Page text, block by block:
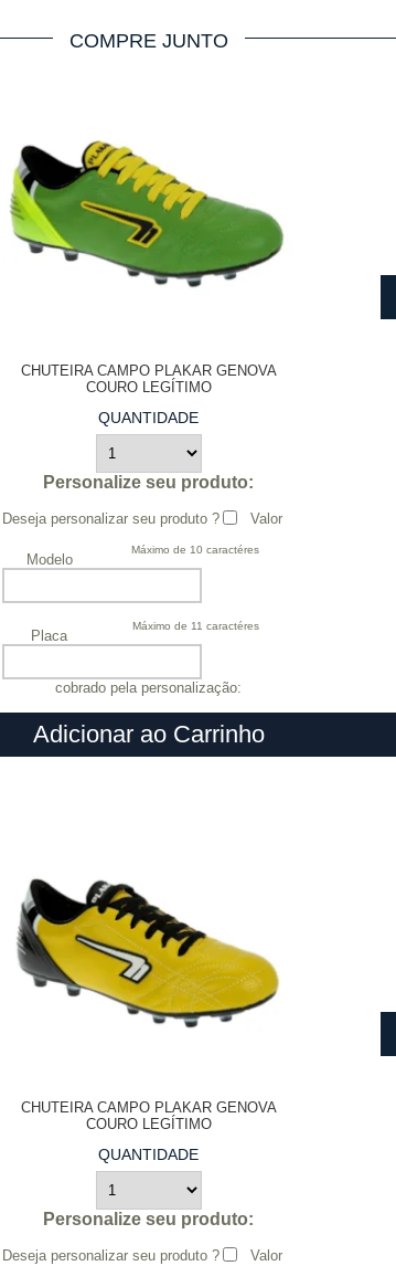
COMPRE JUNTO
CHUTEIRA CAMPO PLAKAR GENOVA
COURO LEGÍTIMO
QUANTIDADE
Personalize seu produto:
Deseja personalizar seu produto ?
Modelo
Máximo de 10 caractéres
Placa
Máximo de 11 caractéres
Valor
cobrado pela personalização:
Adicionar ao Carrinho
CHUTEIRA CAMPO PLAKAR GENOVA
COURO LEGÍTIMO
QUANTIDADE
Personalize seu produto:
Deseja personalizar seu produto ? Valor